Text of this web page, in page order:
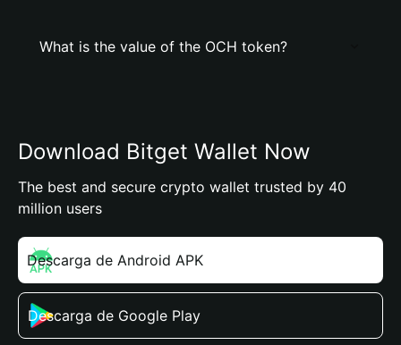
What is the value of the OCH token?
Download Bitget Wallet Now
The best and secure crypto wallet trusted by 40
million users
Descarga de Android APK
Descarga de Google Play